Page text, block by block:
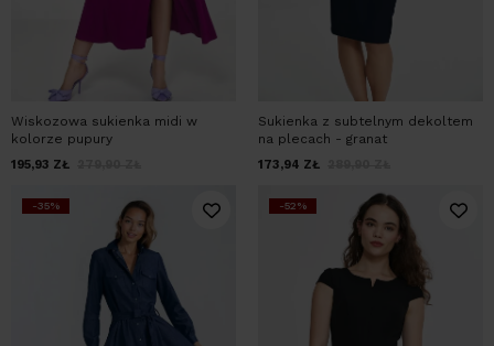
Wiskozowa sukienka midi w
kolorze pupury
195,93 ZŁ
Sukienka z subtelnym dekoltem
na plecach - granat
173,94 ZŁ
-35% -52%